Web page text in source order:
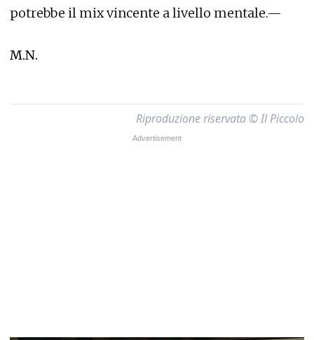
potrebbe il mix vincente a livello mentale.—
M.N.
Riproduzione riservata © Il Piccolo